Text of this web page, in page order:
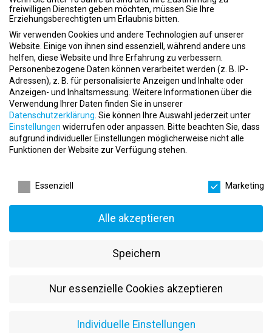
Ziele zu erreichen und Erfolge zu feiern.
Warum PRIME TIME fitness?
Du arbeitest in einem schnell wachsenden und dynamischen
Umfeld.
PRIME TIME fitness bietet eine überdurchschnittliche
Ausbildungsvergütung, die im Verlauf des Studiums steigt,
ergänzt durch Provisionen.
Das Unternehmen übernimmt die Studiengebühren vollständig.
Regelmäßige Team-Dinner und interne Weiterbildungskurse
unterstützen Deine berufliche Entwicklung.
Es bestehen gute Chancen auf Aufstieg in Führungspositionen.
Interessiert?Wenn Du bereit bist, Deine Karriere in der
freiwilligen Diensten geben möchten, müssen Sie Ihre
Erziehungsberechtigten um Erlaubnis bitten.
Wir verwenden Cookies und andere Technologien auf unserer
Website. Einige von ihnen sind essenziell, während andere uns
helfen, diese Website und Ihre Erfahrung zu verbessern.
Personenbezogene Daten können verarbeitet werden (z. B. IP-
Adressen), z. B. für personalisierte Anzeigen und Inhalte oder
Anzeigen- und Inhaltsmessung. Weitere Informationen über die
Verwendung Ihrer Daten finden Sie in unserer
Datenschutzerklärung Sie können Ihre Auswahl jederzeit unter
Einstellungen widerrufen oder anpassen. Bitte beachten Sie, dass
aufgrund individueller Einstellungen möglicherweise nicht alle
Funktionen der Website zur Verfügung stehen.
Essenziell
Marketing
Alle akzeptieren
Speichern
Nur essenzielle Cookies akzeptieren
Individuelle Einstellungen